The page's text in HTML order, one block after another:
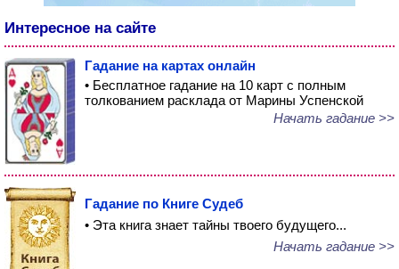
Интересное на сайте
Гадание на картах онлайн
• Бесплатное гадание на 10 карт с полным
толкованием расклада от Марины Успенской
Начать гадание >>
Гадание по Книге Судеб
• Эта книга знает тайны твоего будущего...
Начать гадание >>